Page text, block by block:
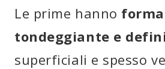
Le prime hanno forma
tondeggiante e
superficiali e spesso